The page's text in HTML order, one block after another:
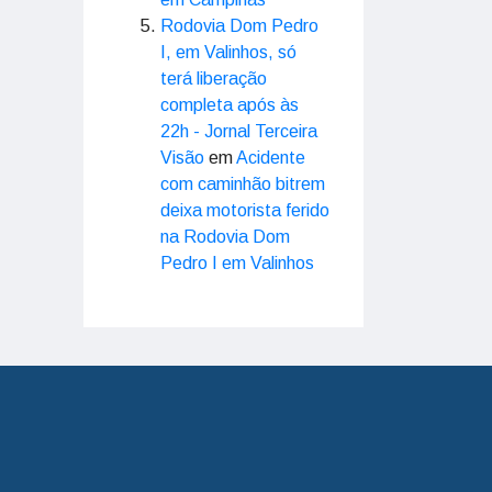
Rodovia Dom Pedro
I, em Valinhos, só
terá liberação
completa após às
22h - Jornal Terceira
Visão emAcidente
com caminhão bitrem
deixa motorista ferido
na Rodovia Dom
Pedro I em Valinhos